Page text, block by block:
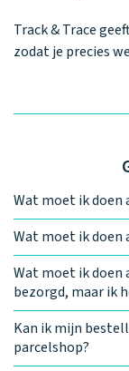
Track & Trace
zodat je precies
Wat moet ik doen
Wat moet ik doen
Wat moet ik doen
bezorgd, maar ik
Kan ik mijn
parcelshop?